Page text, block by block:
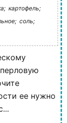
картофель;
соль;
ее нужно